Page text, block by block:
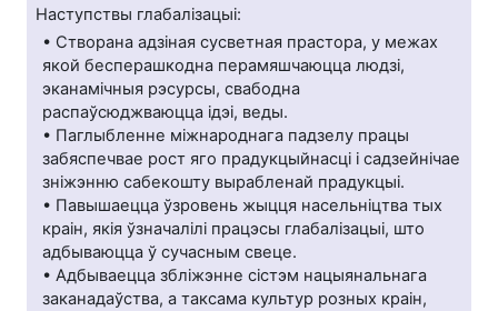
Наступствы глабалізацыі:
• Створана адзіная сусветная прастора, у межах
якой бесперашкодна перамяшчаюцца людзі,
эканамічныя рэсурсы, свабодна
распаўсюджваюцца ідэі, веды.
• Паглыбленне міжнароднага падзелу працы
забяспечвае рост яго прадукцыйнасці і садзейнічае
зніжэнню сабекошту вырабленай прадукцыі.
• Павышаецца ўзровень жыцця насельніцтва тых
краін, якія ўзначалілі працэсы глабалізацыі, што
адбываюцца ў сучасным свеце.
• Адбываецца збліжэнне сістэм нацыянальнага
заканадаўства, а таксама культур розных краін,